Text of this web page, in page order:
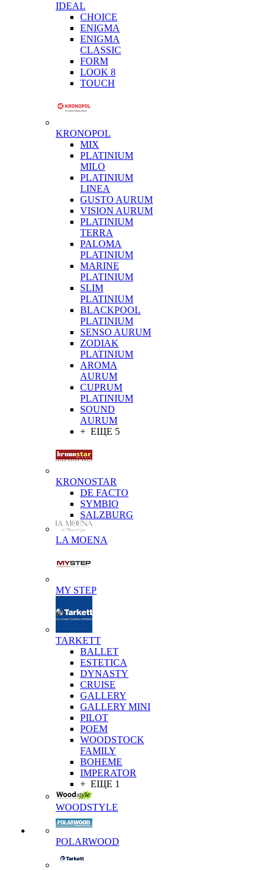
IDEAL
CHOICE
ENIGMA
ENIGMA
CLASSIC
FORM
LOOK 8
TOUCH
KRONOPOL
MIX
PLATINIUM
MILO
PLATINIUM
LINEA
GUSTO AURUM
VISION AURUM
PLATINIUM
TERRA
PALOMA
PLATINIUM
MARINE
PLATINIUM
SLIM
PLATINIUM
BLACKPOOL
PLATINIUM
SENSO AURUM
ZODIAK
PLATINIUM
AROMA
AURUM
CUPRUM
PLATINIUM
SOUND
AURUM
+ ЕЩЕ 5
KRONOSTAR
DE FACTO
SYMBIO
SALZBURG
LA MOENA
MY STEP
TARKETT
BALLET
ESTETICA
DYNASTY
CRUISE
GALLERY
GALLERY MINI
PILOT
POEM
WOODSTOCK
FAMILY
BOHEME
IMPERATOR
+ ЕЩЕ 1
WOODSTYLE
POLARWOOD